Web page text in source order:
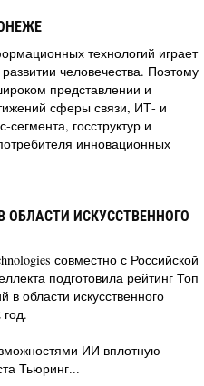
технологий играет
человечества. Поэтому
представлении и
сферы связи, ИТ- и
госструктур и
инновационных
ОБЛАСТИ ИСКУССТВЕННОГО
совместно с Российской
подготовила рейтинг Топ
в области искусственного
ИИ вплотную
Тьюринг...